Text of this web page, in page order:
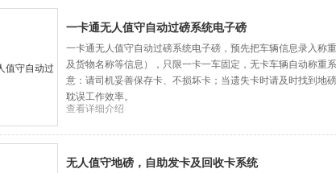
一卡通无人值守自动过磅系统电子磅
一卡通无人值守自动过磅系统电子磅，预先把车辆信息录入称
及货物名称等信息），只限一卡一车固定，无卡车辆自动称重
意：请司机妥善保存卡、不损坏卡；当遗失卡时请及时找到地
耽误工作效率。
查看详细介绍
无人值守地磅，自助发卡及回收卡系统